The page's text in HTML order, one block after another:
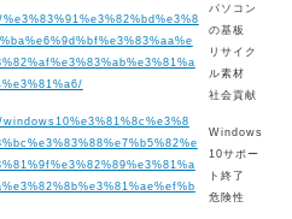
パソコン
の基板
リサイク
ル素材
社会貢献
Windows
10サポー
ト終了
危険性